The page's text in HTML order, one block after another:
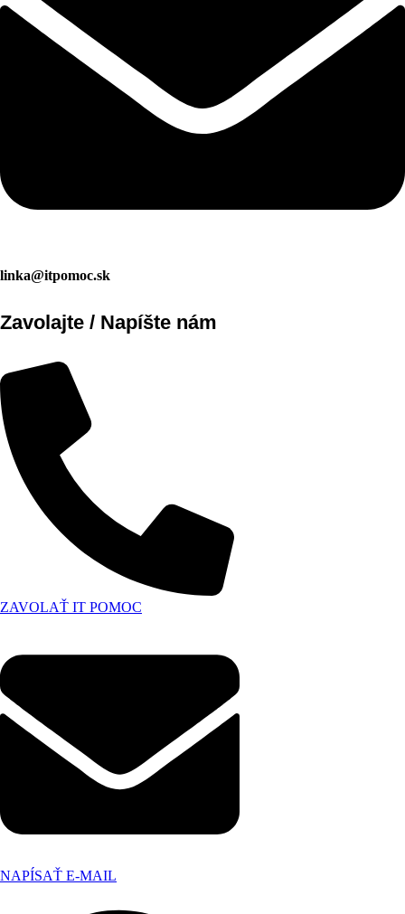
linka@itpomoc.sk
Zavolajte / Napíšte nám
ZAVOLAŤ IT POMOC
NAPÍSAŤ E-MAIL